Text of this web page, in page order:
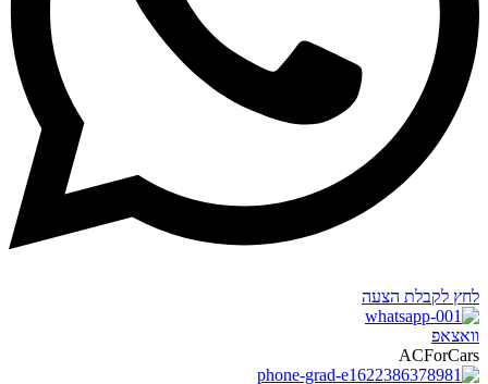
לחץ לקבלת הצעה
וואצאפ
ACForCars